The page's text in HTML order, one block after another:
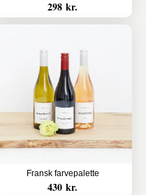
298 kr.
Fransk farvepalette
430 kr.